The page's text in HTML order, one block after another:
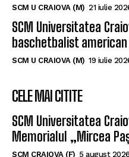
SCM U CRAIOVA (M) 21 iulie
SCM Universitatea
baschetbalist
SCM U CRAIOVA (M) 19 iulie
CELE MAI CITITE
SCM Universitatea
Memorialul „Mircea
SCM CRAIOVA (F) 5 august 2026